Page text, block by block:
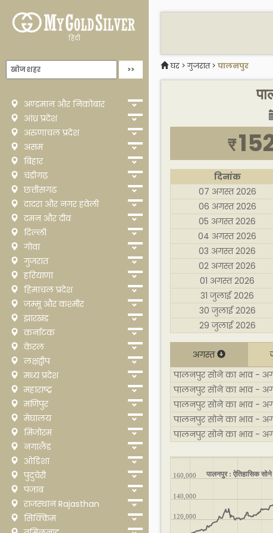
हिंदी
अण्डमान और निकोबार
आंध्र प्रदेश
अरुणाचल प्रदेश
असम
बिहार
चंडीगढ़
छत्तीसगढ
दादरा और नगर हवेली
दमन और दीव
दिल्ली
गोवा
गुजरात
हरियाणा
हिमाचल प्रदेश
जम्मू और कश्मीर
झारखंड
कर्नाटक
केरल
लक्षद्वीप
मध्य प्रदेश
महाराष्ट्र
मणिपुर
मेघालय
मिजोरम
नगालैंड
ओडिशा
पुदुचेरी
पंजाब
राजस्थान Rajasthan
सिक्किम
घर >गुजरात> पालनपुर
₹
दिनांक
07 अगस्त 2026
06 अगस्त 2026
05 अगस्त 2026
04 अगस्त 2026
03 अगस्त 2026
02 अगस्त 2026
01 अगस्त 2026
31 जुलाई 2026
30 जुलाई 2026
29 जुलाई 2026
अगस्त
पालनपुर सोने का भाव -
पालनपुर सोने का भाव -
पालनपुर सोने का भाव -
पालनपुर सोने का भाव -
पालनपुर सोने का भाव -
पालनपुर : ऐतिहासिक
120,000
140,000
160,000